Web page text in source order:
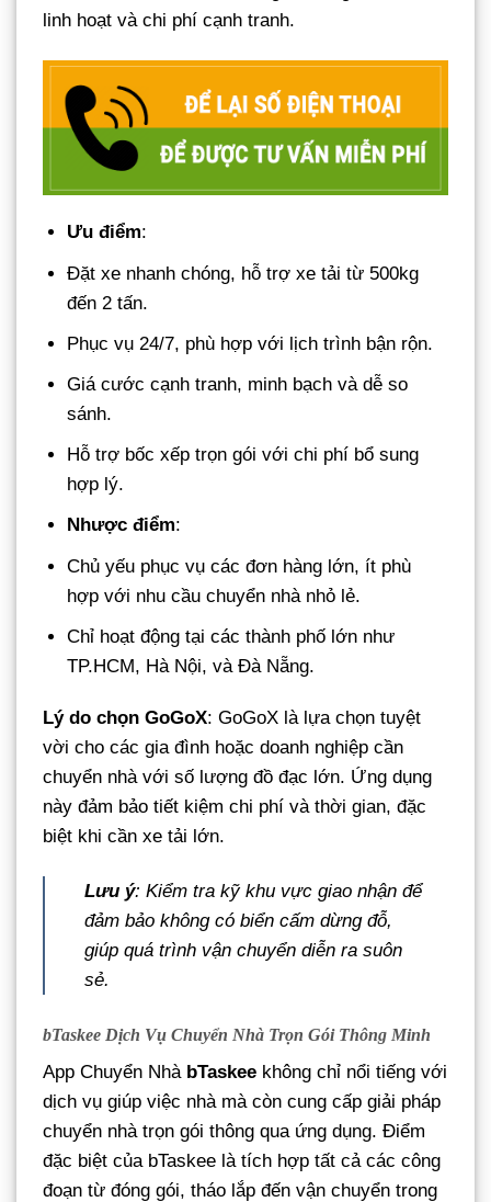
linh hoạt và chi phí cạnh tranh.
Ưu điểm:
Đặt xe nhanh chóng, hỗ trợ xe tải từ 500kg
đến 2 tấn.
Phục vụ 24/7, phù hợp với lịch trình bận rộn.
Giá cước cạnh tranh, minh bạch và dễ so
sánh.
Hỗ trợ bốc xếp trọn gói với chi phí bổ sung
hợp lý.
Nhược điểm:
Chủ yếu phục vụ các đơn hàng lớn, ít phù
hợp với nhu cầu chuyển nhà nhỏ lẻ.
Chỉ hoạt động tại các thành phố lớn như
TP.HCM, Hà Nội, và Đà Nẵng.
Lý do chọn GoGoX: GoGoX là lựa chọn tuyệt
vời cho các gia đình hoặc doanh nghiệp cần
chuyển nhà với số lượng đồ đạc lớn. Ứng dụng
này đảm bảo tiết kiệm chi phí và thời gian, đặc
biệt khi cần xe tải lớn.
Lưu ý: Kiểm tra kỹ khu vực giao nhận để
đảm bảo không có biển cấm dừng đỗ,
giúp quá trình vận chuyển diễn ra suôn
sẻ.
bTaskee Dịch Vụ Chuyển Nhà Trọn Gói Thông Minh
App Chuyển Nhà bTaskee không chỉ nổi tiếng với
dịch vụ giúp việc nhà mà còn cung cấp giải pháp
chuyển nhà trọn gói thông qua ứng dụng. Điểm
đặc biệt của bTaskee là tích hợp tất cả các công
đoạn từ đóng gói, tháo lắp đến vận chuyển trong